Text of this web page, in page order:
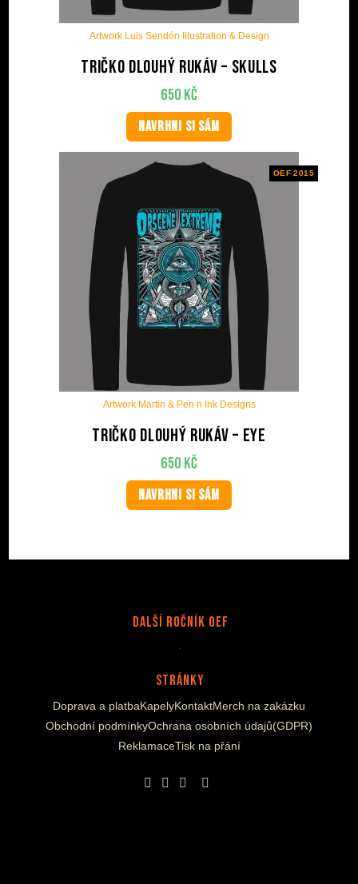
Artwork Luis Sendón Illustration & Design
Tričko dlouhý rukáv – Skulls
650 Kč
NAVRHNI SI SÁM
OEF 2015
Artwork Martin & Pen n Ink Designs
Tričko dlouhý rukáv – Eye
650 Kč
NAVRHNI SI SÁM
Další Ročník OEF
Stránky
Doprava a platbaKapelyKontaktMerch na zakázku
Obchodní podmínkyOchrana osobních údajů(GDPR)
ReklamaceTisk na přání